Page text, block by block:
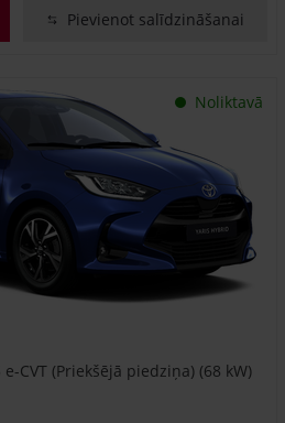
Pievienot salīdzināšanai
Noliktavā
CVT (Priekšējā piedziņa) (68 kW)